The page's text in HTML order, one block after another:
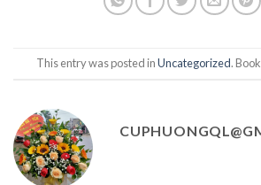
This entry was posted inUncategorized.